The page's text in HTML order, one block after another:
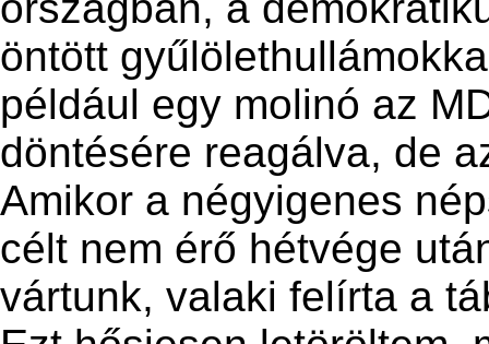
öntött
például egy molinó az
döntésére reagálva, de
Amikor a négyigenes
célt nem érő hétvége
vártunk, valaki felírta a